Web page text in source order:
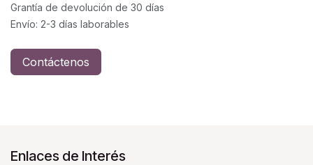
Grantía de devolución de 30 días
Envío: 2-3 días laborables
Contáctenos
Enlaces de Interés